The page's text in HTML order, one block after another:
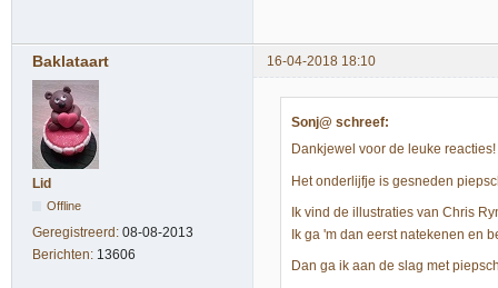
Baklataart 16-04-2018 18:10
Lid
Offline
Geregistreerd: 08-08-2013
Berichten: 13606
Sonj@ schreef:
Dankjewel voor de leuke reacties!
Het onderlijfje is gesneden
Ik vind de illustraties van Chris
Ik ga 'm dan eerst natekenen en
Dan ga ik aan de slag met